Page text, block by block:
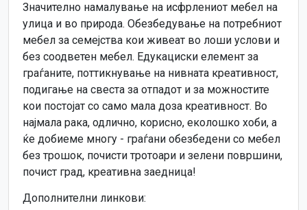
Значително намалување на исфрлениот мебел на
улица и во природа. Обезбедување на потребниот
мебел за семејства кои живеат во лоши услови и
без соодветен мебел. Едукациски елемент за
граѓаните, поттикнување на нивната креативност,
подигање на свеста за отпадот и за можностите
кои постојат со само мала доза креативност. Во
најмала рака, одлично, корисно, еколошко хоби, а
ќе добиеме многу - граѓани обезбедени со мебел
без трошок, почисти тротоари и зелени површини,
почист град, креативна заедница!
Дополнителни линкови: